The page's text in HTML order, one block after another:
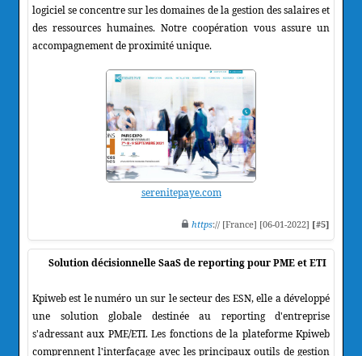
logiciel se concentre sur les domaines de la gestion des salaires et
des ressources humaines. Notre coopération vous assure un
accompagnement de proximité unique.
serenitepaye.com
https:// [France] [06-01-2022] [#5]
Solution décisionnelle SaaS de reporting pour PME et ETI
Kpiweb est le numéro un sur le secteur des ESN, elle a développé
une solution globale destinée au reporting d'entreprise
s'adressant aux PME/ETI. Les fonctions de la plateforme Kpiweb
comprennent l'interfaçage avec les principaux outils de gestion